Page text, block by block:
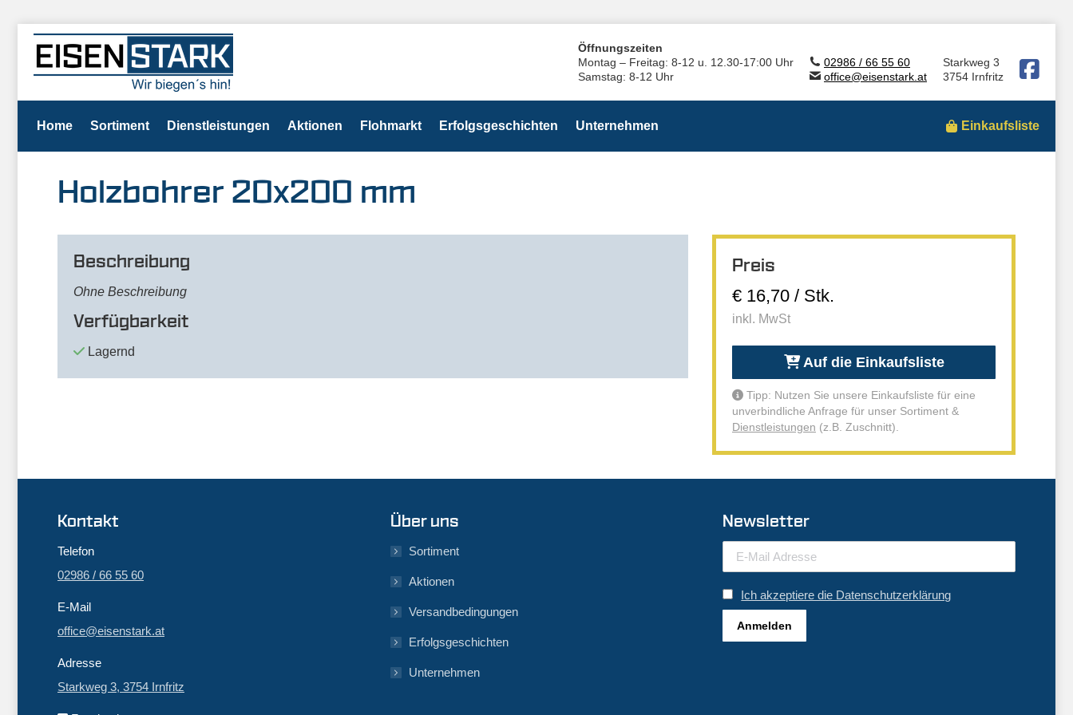
Öffnungszeiten
Montag – Freitag: 8-12 u. 12.30-17:00 Uhr
Samstag: 8-12 Uhr
02986 / 66 55 60
office@eisenstark.at
Starkweg 3
3754 Irnfritz
Home Sortiment Dienstleistungen Aktionen Flohmarkt Erfolgsgeschichten Unternehmen Einkaufsliste
Holzbohrer 20x200 mm
Beschreibung
Ohne Beschreibung
Verfügbarkeit
Lagernd
Preis
€ 16,70 / Stk.
inkl. MwSt
Auf die Einkaufsliste
Tipp: Nutzen Sie unsere Einkaufsliste für eine
unverbindliche Anfrage für unser Sortiment &
Dienstleistungen (z.B. Zuschnitt).
Kontakt
Telefon
02986 / 66 55 60
E-Mail
office@eisenstark.at
Adresse
Starkweg 3, 3754 Irnfritz
Über uns
Sortiment
Aktionen
Versandbedingungen
Erfolgsgeschichten
Unternehmen
Newsletter
Ich akzeptiere die Datenschutzerklärung